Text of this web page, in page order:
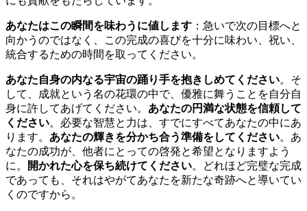
あなたはこの瞬間を味わうに値します ：急いで次の目標へと
向かうのではなく、この完成の喜びを十分に味わい、祝い、
統合するための時間を取ってください。
あなた自身の内なる宇宙の踊り手を抱きしめてください。そ
して、成就という名の花環の中で、優雅に舞うことを自分自
身に許してあげてください。 あなたの円満な状態を信頼して
ください。必要な智慧と力は、すでにすべてあなたの中にあ
ります。 あなたの輝きを分かち合う準備をしてください。あ
なたの成功が、他者にとっての啓発と希望となりますよう
に。
開かれた心を保ち続けてください。どれほど完璧な完成
であっても、それはやがてあなたを新たな奇跡へと導いてい
くのですから。